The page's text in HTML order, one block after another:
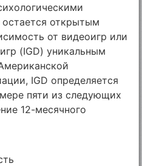
открытым
от видеоигр или
(IGD) уникальным
IGD определяется
пяти из следующих
12-месячного